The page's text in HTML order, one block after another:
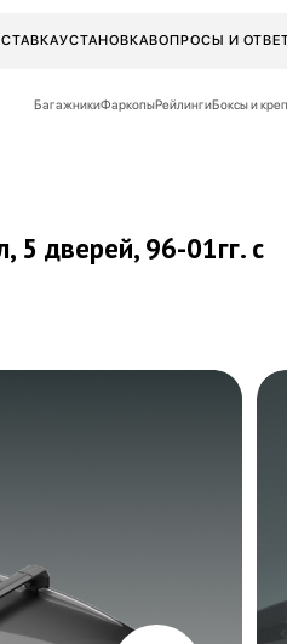
УСТАНОВКАВОПРОСЫ И
БагажникиФаркопыРейлингиБоксы и
5 дверей, 96-01гг.с